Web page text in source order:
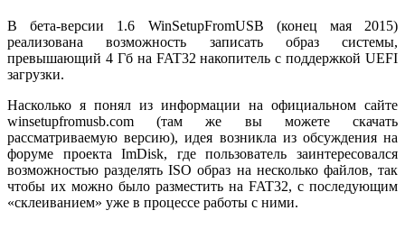
В бета-версии 1.6 WinSetupFromUSB (конец мая 2015)
реализована возможность записать образ системы,
превышающий 4 Гб на FAT32 накопитель с поддержкой UEFI
загрузки.
Насколько я понял из информации на официальном сайте
winsetupfromusb.com (там же вы можете скачать
рассматриваемую версию), идея возникла из обсуждения на
форуме проекта ImDisk, где пользователь заинтересовался
возможностью разделять ISO образ на несколько файлов, так
чтобы их можно было разместить на FAT32, с последующим
«склеиванием» уже в процессе работы с ними.